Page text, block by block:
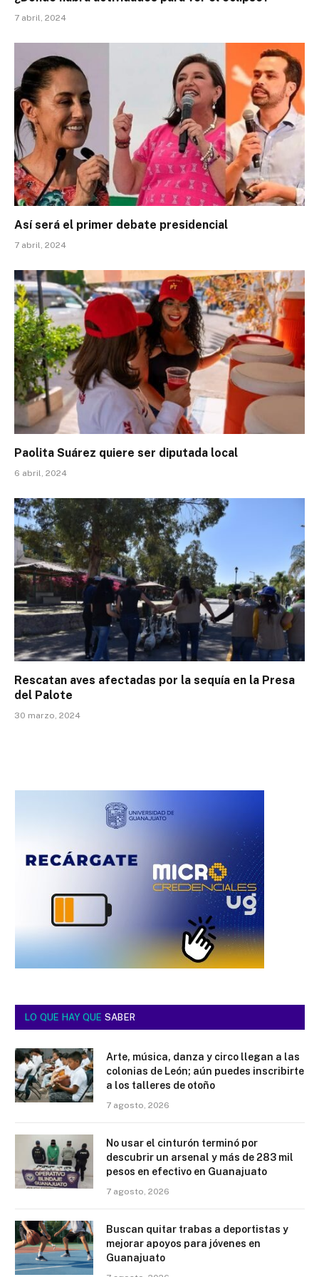
7 abril, 2024
Así será el primer debate presidencial
7 abril, 2024
Paolita Suárez quiere ser diputada local
6 abril, 2024
Rescatan aves afectadas por la sequía en la Presa
del Palote
30 marzo, 2024
LO QUE HAY QUE SABER
Arte, música, danza y circo llegan a las
colonias de León; aún puedes inscribirte
a los talleres de otoño
7 agosto, 2026
No usar el cinturón terminó por
descubrir un arsenal y más de 283 mil
pesos en efectivo en Guanajuato
7 agosto, 2026
Buscan quitar trabas a deportistas y
mejorar apoyos para jóvenes en
Guanajuato